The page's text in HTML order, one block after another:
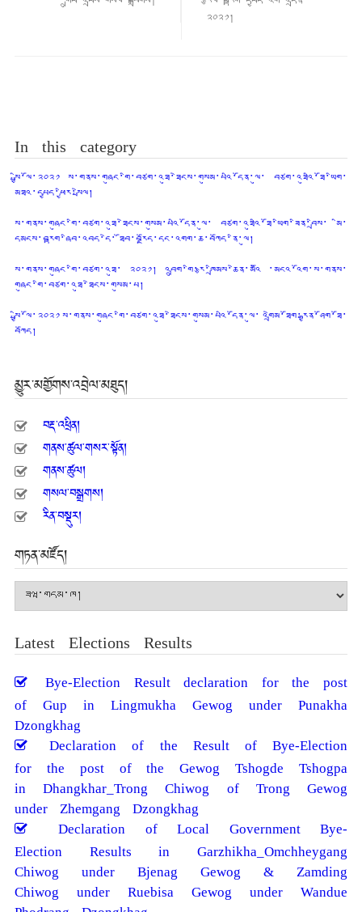
༢༠༢༡།
In this category
སྤྱི་ལོ་༢༠༢༡ ས་གནས་གཞུང་གི་བཙག་འཐུ་ཐེངས་གསུམ་པའི་དོན་ལུ་ བཙག་འཐུའི་ཐོ་ཡིག་
མཐའ་དཔྱད་ཕྱིར་སྤེལ།
ས་གནས་གཞུང་གི་བཙག་འཐུ་ཐེངས་གསུམ་པའི་དོན་ལུ་ བཙག་འཐུའི་ཐོ་ཡིག་ཟིན་བྲིས་ མི་
དམངས་བརྟག་ཞིབ་འབད་དེ་ ཐོབ་བརྗོད་དང་འགག་ཆ་བཀོད་ནི་ལུ།
ས་གནས་གཞུང་གི་བཙག་འཐུ་ ༢༠༢༡། འབྲུག་གི་རྩ་ཁྲིམས་ཆེན་མའིོ ་མངའ་འོག་ས་གནས་
གཞུང་གི་བཙག་འཐུ་ཐེངས་གསུམ་པ།
སྤྱི་ལོ་༢༠༢༡ ས་གནས་གཞུང་གི་བཙག་འཐུ་ཐེངས་གསུམ་པའི་དོན་ལུ་ འགྲེམ་ཐོག་རྒྱན་ཤོག་ཐོ་
བཀོད།
མྱུར་མགྱོགས་འབྲེལ་མཐུད།
བརྡ་འཕྲིན།
གནས་ཚུལ་གསར་སྟོན།
གནས་ཚུལ།
གསལ་བསྒྲགས།
རིན་བསྡུར།
གཏན་མཛོད།
Latest Elections Results
Bye-Election Result declaration for the post
of Gup in Lingmukha Gewog under Punakha
Dzongkhag
Declaration of the Result of Bye-Election
for the post of the Gewog Tshogde Tshogpa
in Dhangkhar_Trong Chiwog of Trong Gewog
under Zhemgang Dzongkhag
Declaration of Local Government Bye-
Election Results in Garzhikha_Omchheygang
Chiwog under Bjenag Gewog & Zamding
Chiwog under Ruebisa Gewog under Wandue
Phodrang Dzongkhag